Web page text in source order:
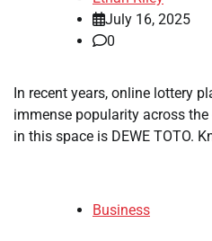
July 16, 2025
0
In recent years, online lottery
immense popularity across
in this space is DEWE TOTO.
Business